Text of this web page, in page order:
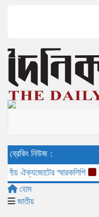
ব্রেকিং নিউজ :
স্মারকলিপি
হোম
জাতীয়